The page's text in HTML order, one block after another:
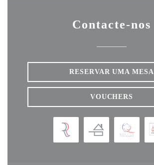
Contacte-nos
RESERVAR UMA MESA
VOUCHERS